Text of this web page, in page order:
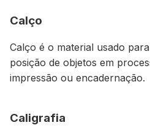
Calço
Calço é o material usado
posição de objetos em
impressão ou encadernação.
Caligrafia